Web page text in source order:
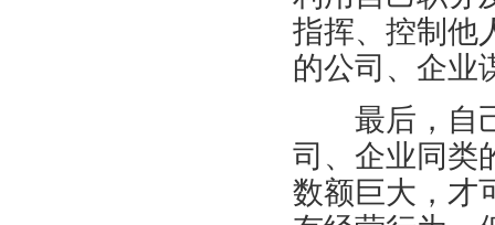
指挥、控制他
的公司、企业
最后，自己
司、企业同类
数额巨大，才